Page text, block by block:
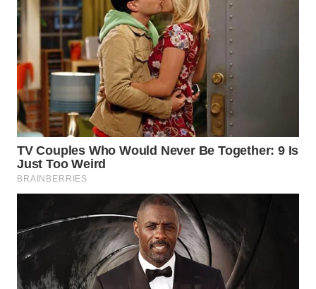
WN
PRIANGAN
TIMUR
WN
SEMARANG
WN
SOLO
WN
MADURA